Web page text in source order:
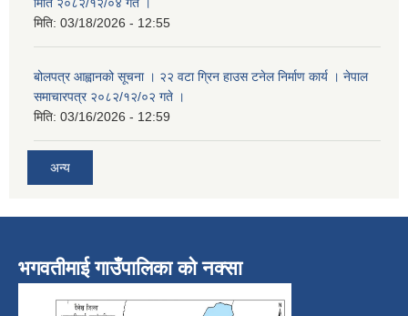
मिति: 03/18/2026 - 12:55
बोलपत्र आह्वानको सूचना । २२ वटा ग्रिन हाउस टनेल निर्माण कार्य । नेपाल
समाचारपत्र २०८२/१२/०२ गते ।
मिति: 03/16/2026 - 12:59
अन्य
भगवतीमाई गाउँपालिका को नक्सा